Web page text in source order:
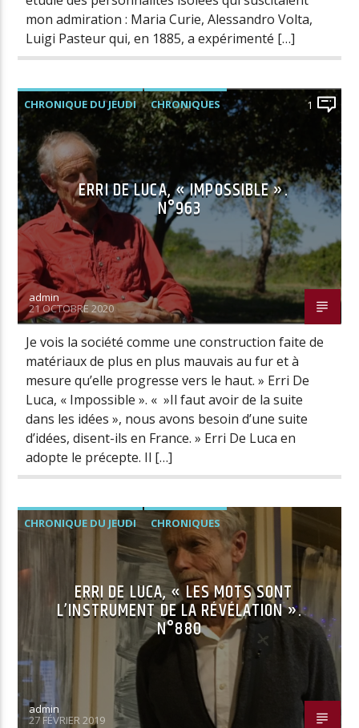
mon admiration : Maria Curie, Alessandro Volta,
Luigi Pasteur qui, en 1885, a expérimenté […]
CHRONIQUE DU JEUDI CHRONIQUES 1
ERRI DE LUCA, « IMPOSSIBLE ».
N°963
admin
21 OCTOBRE 2020
Je vois la société comme une construction faite de
matériaux de plus en plus mauvais au fur et à
mesure qu’elle progresse vers le haut. » Erri De
Luca, « Impossible ». « »Il faut avoir de la suite
dans les idées », nous avons besoin d’une suite
d’idées, disent-ils en France. » Erri De Luca en
adopte le précepte. Il […]
CHRONIQUE DU JEUDI CHRONIQUES
ERRI DE LUCA, « LES MOTS SONT
L’INSTRUMENT DE LA RÉVÉLATION ».
N°880
admin
27 FÉVRIER 2019